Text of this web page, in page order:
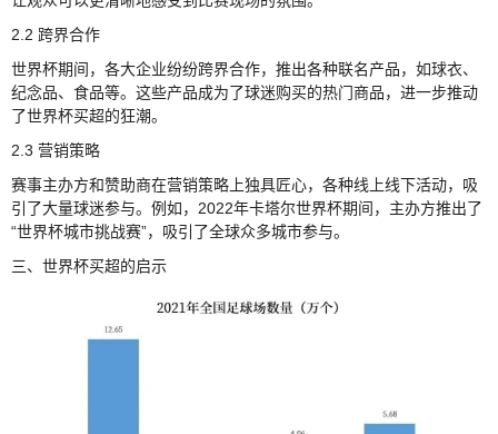
2.2 跨界合作
世界杯期间，各大企业纷纷跨界合作，推出各种联名产品，如球衣、
纪念品、食品等。这些产品成为了球迷购买的热门商品，进一步推动
了世界杯买超的狂潮。
2.3 营销策略
赛事主办方和赞助商在营销策略上独具匠心，各种线上线下活动，吸
引了大量球迷参与。例如，2022年卡塔尔世界杯期间，主办方推出了
“世界杯城市挑战赛”，吸引了全球众多城市参与。
三、世界杯买超的启示